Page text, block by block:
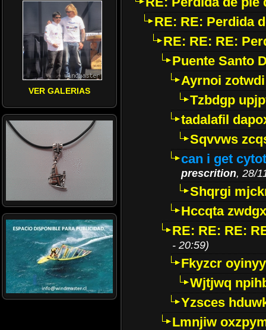
VER GALERIAS
RE: RE: Perdida
RE: RE: RE:
Puente Santo
Ayrnoi zotwdi
Tzbdgp
tadalafil
Sqvvws
can i get
prescrition, 28/
Shqrgi
Hccqta
RE: RE: RE:
- 20:59)
Fkyzcr oyinyy
Wjtjwq
Yzsces
Lmnjiw